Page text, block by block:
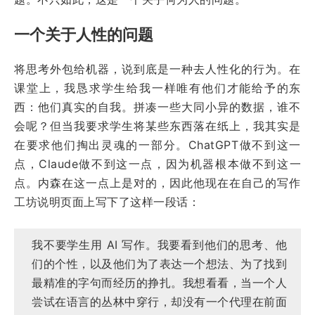
一个关于人性的问题
将思考外包给机器，说到底是一种去人性化的行为。在
课堂上，我恳求学生给我一样唯有他们才能给予的东
西：他们真实的自我。拼凑一些大同小异的数据，谁不
会呢？但当我要求学生将某些东西落在纸上，我其实是
在要求他们掏出灵魂的一部分。ChatGPT做不到这一
点，Claude做不到这一点，因为机器根本做不到这一
点。内森在这一点上是对的，因此他现在在自己的写作
工坊说明页面上写下了这样一段话：
我不要学生用 AI 写作。我要看到他们的思考、他
们的个性，以及他们为了表达一个想法、为了找到
最精准的字句而经历的挣扎。我想看看，当一个人
尝试在语言的丛林中穿行，却没有一个代理在前面